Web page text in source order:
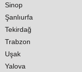
Sinop
Şanlıurfa
Tekirdağ
Trabzon
Uşak
Yalova